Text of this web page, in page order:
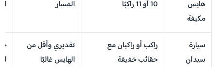
هايس
مكيفة
10 أو 11 راكبًا
المسار
سيارة
سيدان
راكب أو راكبان مع
حقائب خفيفة
تقديري وأقل من
الهايس غالبًا